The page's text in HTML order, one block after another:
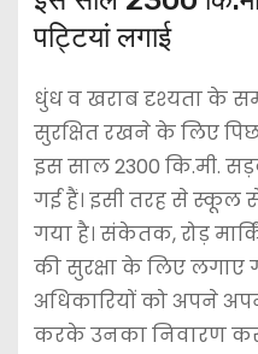
पट्टियां लगाई
धुंध व खराब दृश्यता के
सुरक्षित रखने के लिए
इस साल 2300 कि.मी.
गई हैं। इसी तरह से स्कूल
गया है। संकेतक, रोड़
की सुरक्षा के लिए लगाए
अधिकारियों को अपने
करके उनका निवारण